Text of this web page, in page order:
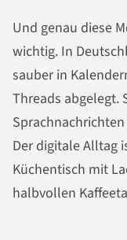
Und genau diese
wichtig. In
sauber in
Threads abgelegt.
Der digitale Alltag
Küchentisch mit
halbvollen